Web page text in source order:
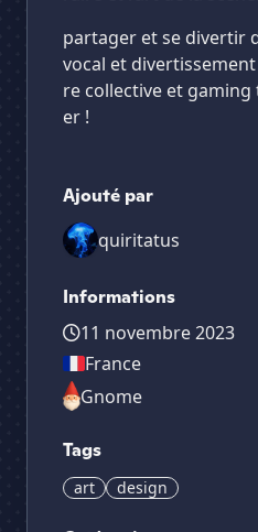
partager et se divertir
vocal et
re collective et gaming
er !
Ajouté par
quiritatus
Informations
11 novembre 2023
France
Gnome
Tags
art design